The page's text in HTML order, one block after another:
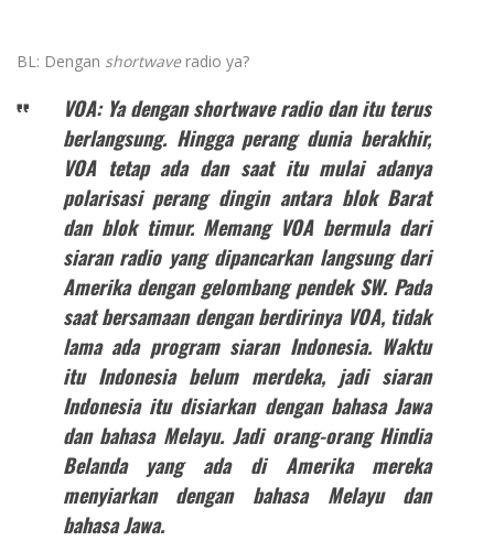
BL: Dengan shortwaveradio ya?
VOA: Ya dengan shortwave radio dan itu terus
berlangsung. Hingga perang dunia berakhir,
VOA tetap ada dan saat itu mulai adanya
polarisasi perang dingin antara blok Barat
dan blok timur. Memang VOA bermula dari
siaran radio yang dipancarkan langsung dari
Amerika dengan gelombang pendek SW. Pada
saat bersamaan dengan berdirinya VOA, tidak
lama ada program siaran Indonesia. Waktu
itu Indonesia belum merdeka, jadi siaran
Indonesia itu disiarkan dengan bahasa Jawa
dan bahasa Melayu. Jadi orang-orang Hindia
Belanda yang ada di Amerika mereka
menyiarkan dengan bahasa Melayu dan
bahasa Jawa.